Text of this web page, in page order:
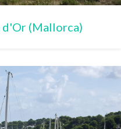
d'Or (Mallorca)